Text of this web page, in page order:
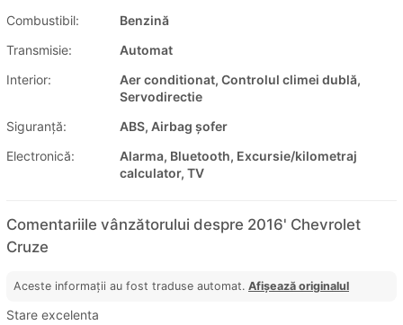
Combustibil:
Benzină
Transmisie:
Automat
Interior:
Aer conditionat, Controlul climei dublă,
Servodirectie
Siguranţă:
ABS, Airbag șofer
Electronică:
Alarma, Bluetooth, Excursie/kilometraj
calculator, TV
Comentariile vânzătorului despre 2016' Chevrolet
Cruze
Aceste informații au fost traduse automat. Afișează originalul
Stare excelenta